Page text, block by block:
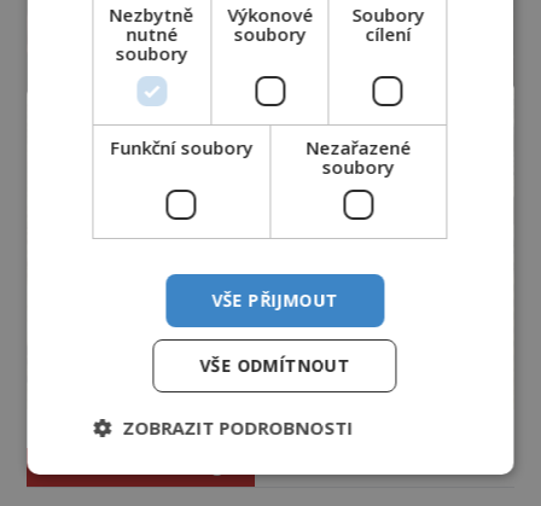
Nezbytně
nutné
soubory
Výkonové
soubory
Soubory
cílení
Funkční soubory
Nezařazené
soubory
VŠE PŘIJMOUT
VŠE ODMÍTNOUT
ZOBRAZIT PODROBNOSTI